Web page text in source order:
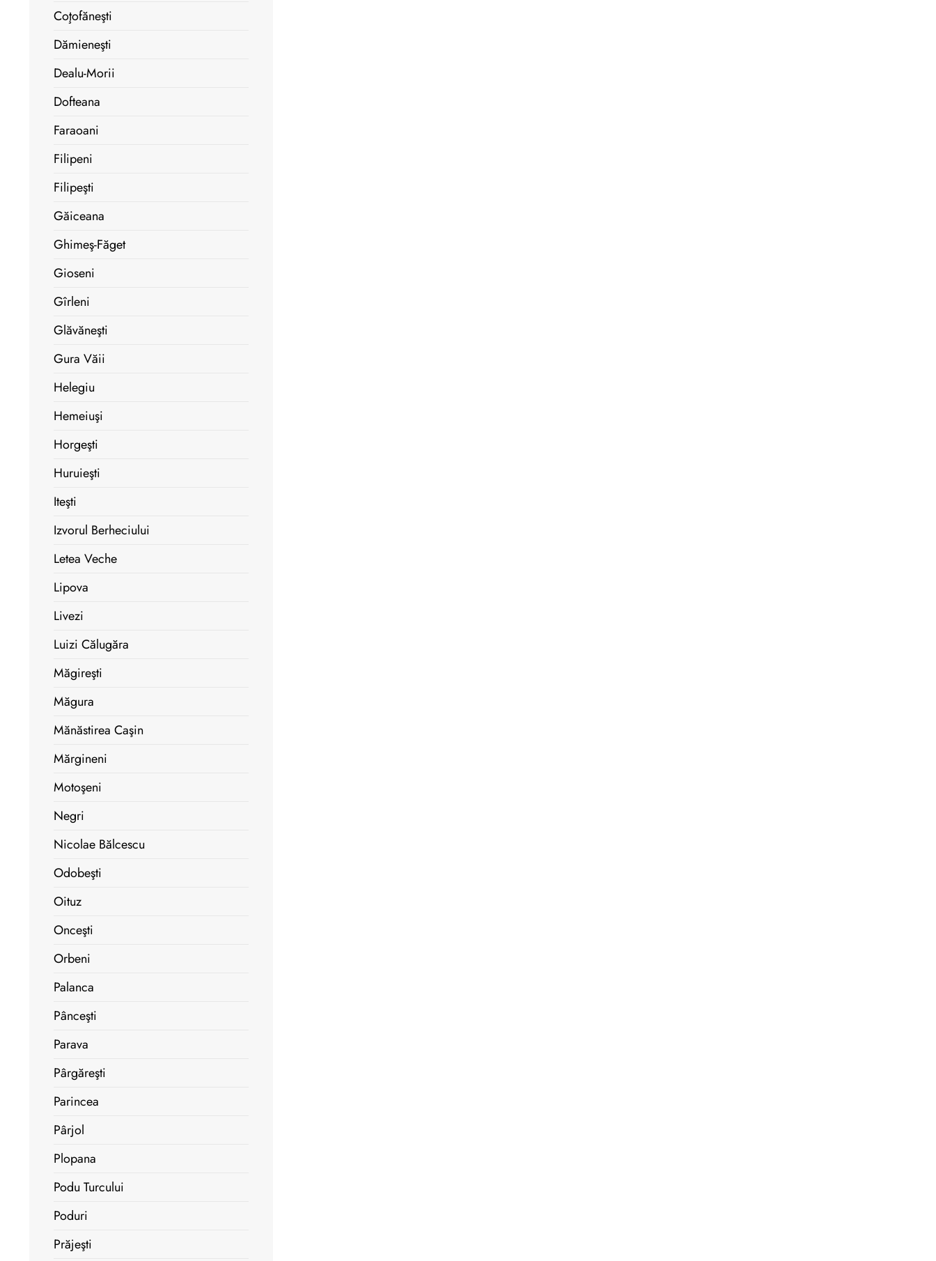
Coţofăneşti
Dămieneşti
Dealu-Morii
Dofteana
Faraoani
Filipeni
Filipeşti
Găiceana
Ghimeş-Făget
Gioseni
Gîrleni
Glăvăneşti
Gura Văii
Helegiu
Hemeiuşi
Horgeşti
Huruieşti
Iteşti
Izvorul Berheciului
Letea Veche
Lipova
Livezi
Luizi Călugăra
Măgireşti
Măgura
Mănăstirea Caşin
Mărgineni
Motoşeni
Negri
Nicolae Bălcescu
Odobeşti
Oituz
Onceşti
Orbeni
Palanca
Pânceşti
Parava
Pârgăreşti
Parincea
Pârjol
Plopana
Podu Turcului
Poduri
Prăjeşti